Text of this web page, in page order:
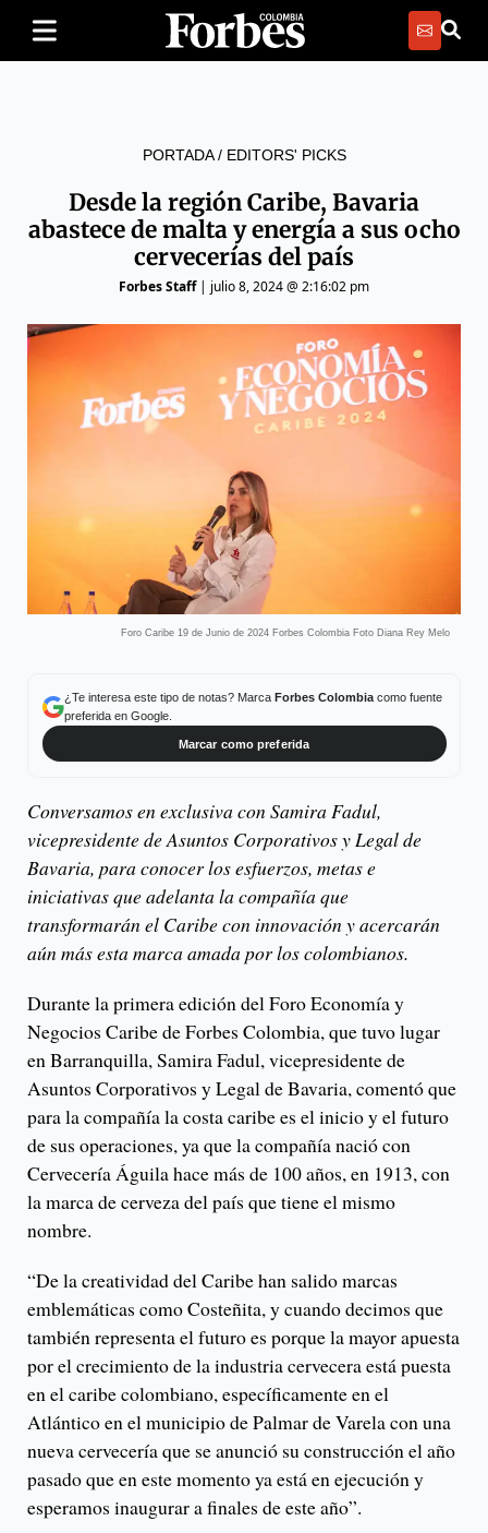
PORTADA/ EDITORS' PICKS
Desde la región Caribe, Bavaria
abastece de malta y energía a sus ocho
cervecerías del país
Forbes Staff| julio 8, 2024 @ 2:16:02 pm
Foro Caribe 19 de Junio de 2024 Forbes Colombia Foto Diana Rey Melo
¿Te interesa este tipo de notas? Marca Forbes Colombiacomo fuente
preferida en Google.
Marcar como preferida
Conversamos en exclusiva con Samira Fadul,
vicepresidente de Asuntos Corporativos y Legal de
Bavaria, para conocer los esfuerzos, metas e
iniciativas que adelanta la compañía que
transformarán el Caribe con innovación y acercarán
aún más esta marca amada por los colombianos.
Durante la primera edición del Foro Economía y
Negocios Caribe de Forbes Colombia, que tuvo lugar
en Barranquilla, Samira Fadul, vicepresidente de
Asuntos Corporativos y Legal de Bavaria, comentó que
para la compañía la costa caribe es el inicio y el futuro
de sus operaciones, ya que la compañía nació con
Cervecería Águila hace más de 100 años, en 1913, con
la marca de cerveza del país que tiene el mismo
nombre.
“De la creatividad del Caribe han salido marcas
emblemáticas como Costeñita, y cuando decimos que
también representa el futuro es porque la mayor apuesta
por el crecimiento de la industria cervecera está puesta
en el caribe colombiano, específicamente en el
Atlántico en el municipio de Palmar de Varela con una
nueva cervecería que se anunció su construcción el año
pasado que en este momento ya está en ejecución y
esperamos inaugurar a finales de este año”.